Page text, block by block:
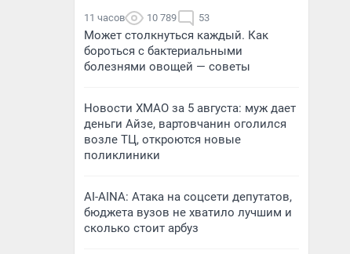
11 часов 10 789 53
Может столкнуться каждый. Как
бороться с бактериальными
болезнями овощей — советы
Новости ХМАО за 5 августа: муж дает
деньги Айзе, вартовчанин оголился
возле ТЦ, откроются новые
поликлиники
AI-AINA: Атака на соцсети депутатов,
бюджета вузов не хватило лучшим и
сколько стоит арбуз